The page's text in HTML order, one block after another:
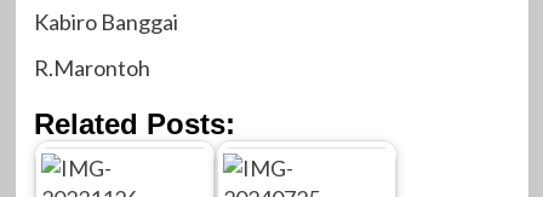
Kabiro Banggai
R.Marontoh
Related Posts: